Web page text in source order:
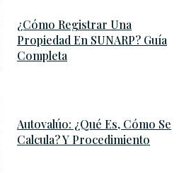
¿Cómo Registrar Una
Propiedad En SUNARP? Guía
Completa
Autovalúo: ¿Qué Es, Cómo Se
Calcula? Y Procedimiento